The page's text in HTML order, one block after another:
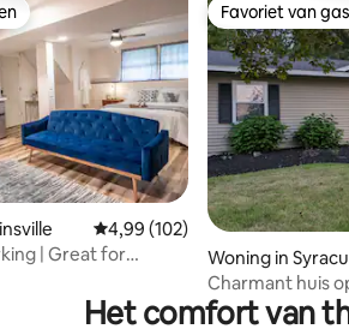
Gemiddelde beoordeling van
4,99 (102)
| Great for
Favoriet van
Favoriet van
Woning in
Charmant huis
het centrum van
Het comfort van